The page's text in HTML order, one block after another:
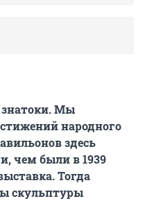
знатоки. Мы
народного
здесь
чем были в 1939
Тогда
скульптуры